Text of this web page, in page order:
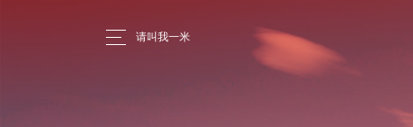
请叫我一米